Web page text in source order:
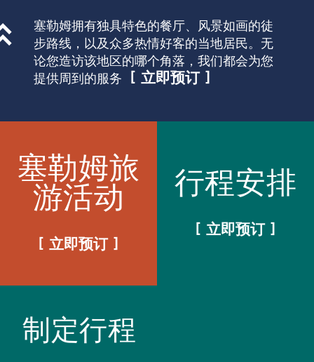
塞勒姆拥有独具特色的餐厅、风景如画的徒
步路线，以及众多热情好客的当地居民。无
论您造访该地区的哪个角落，我们都会为您
提供周到的服务
立即预订
塞勒姆旅
游活动
立即预订
行程安排
立即预订
制定行程